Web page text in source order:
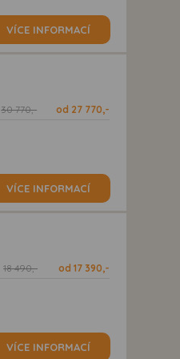
VÍCE INFORMACÍ
30 770,- od 27 770,-
VÍCE INFORMACÍ
18 490,- od 17 390,-
VÍCE INFORMACÍ